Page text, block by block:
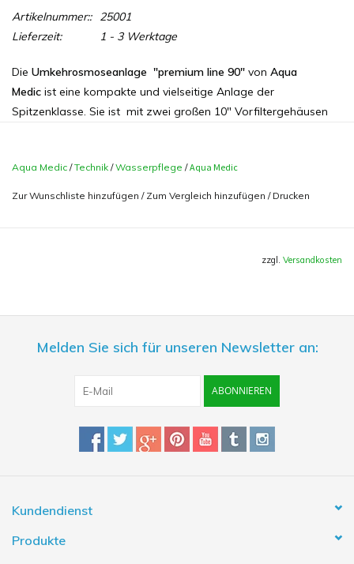
Artikelnummer::
25001
Lieferzeit:
1 - 3 Werktage
Die Umkehrosmoseanlage "premium line 90" von Aqua
Medic ist eine kompakte und vielseitige Anlage der
Spitzenklasse. Sie ist mit zwei großen 10" Vorfiltergehäusen
Vorfiltergehäuse und das Membranmodul sind auf einem
stabilen pulverbeschichtetem Haltewinkel montiert. Die Anlage
Aktivkohlefilter , Umkehrosmosemodul . Spülventil ,
Aqua Medic /Technik /Wasserpflege /Aqua Medic
Zur Wunschliste hinzufügen / Zum Vergleich hinzufügen / Drucken
zzgl. Versandkosten
Melden Sie sich für unseren Newsletter an:
ABONNIEREN
Kundendienst
Produkte